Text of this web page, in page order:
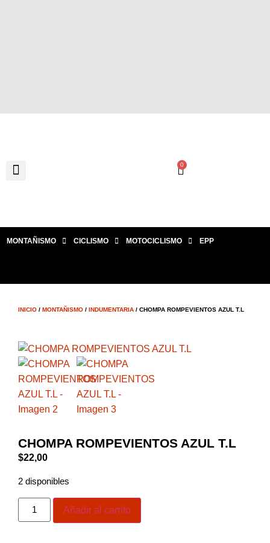
0
MONTAÑISMO CICLISMO MOTOCICLISMO EPP
INICIO / MONTAÑISMO / INDUMENTARIA / CHOMPA ROMPEVIENTOS AZUL T.L
CHOMPA ROMPEVIENTOS AZUL T.L
$22,00
2 disponibles
Añadir al carrito